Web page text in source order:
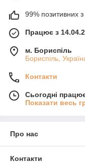
99% позитивних з
Працює з
м. Бориспіль
Бориспіль,
Контакти
Сьогодні
Показати весь
Про нас
Контакти